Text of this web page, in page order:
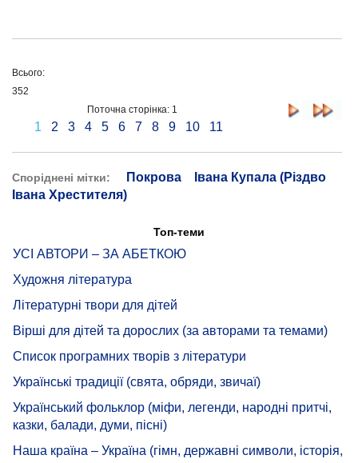
Всього:
352
Поточна сторінка: 1
1 2 3 4 5 6 7 8 9 10 11
Споріднені мітки: Покрова
Івана Купала (Різдво
Івана Хрестителя)
Топ-теми
УСІ АВТОРИ – ЗА АБЕТКОЮ
Художня література
Літературні твори для дітей
Вірші для дітей та дорослих (за авторами та темами)
Список програмних творів з літератури
Українські традиції (свята, обряди, звичаї)
Український фольклор (міфи, легенди, народні притчі,
казки, балади, думи, пісні)
Наша країна – Україна (гімн, державні символи, історія,